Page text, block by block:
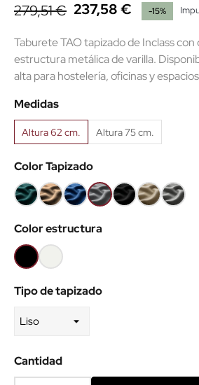
279,51 € 237,58 € -15%
Taburete TAO tapizado de Inclass
estructura metálica de varilla.
alta para hostelería, oficinas y
Medidas
Altura 62 cm. Altura 75 cm.
Color Tapizado
Verde
47
Taupe
132
Azul Gris
108
NegroEcopiel
Taupe
Ecopiel
Gris
Color estructura
NegroBlanco
Tipo de tapizado
Cantidad